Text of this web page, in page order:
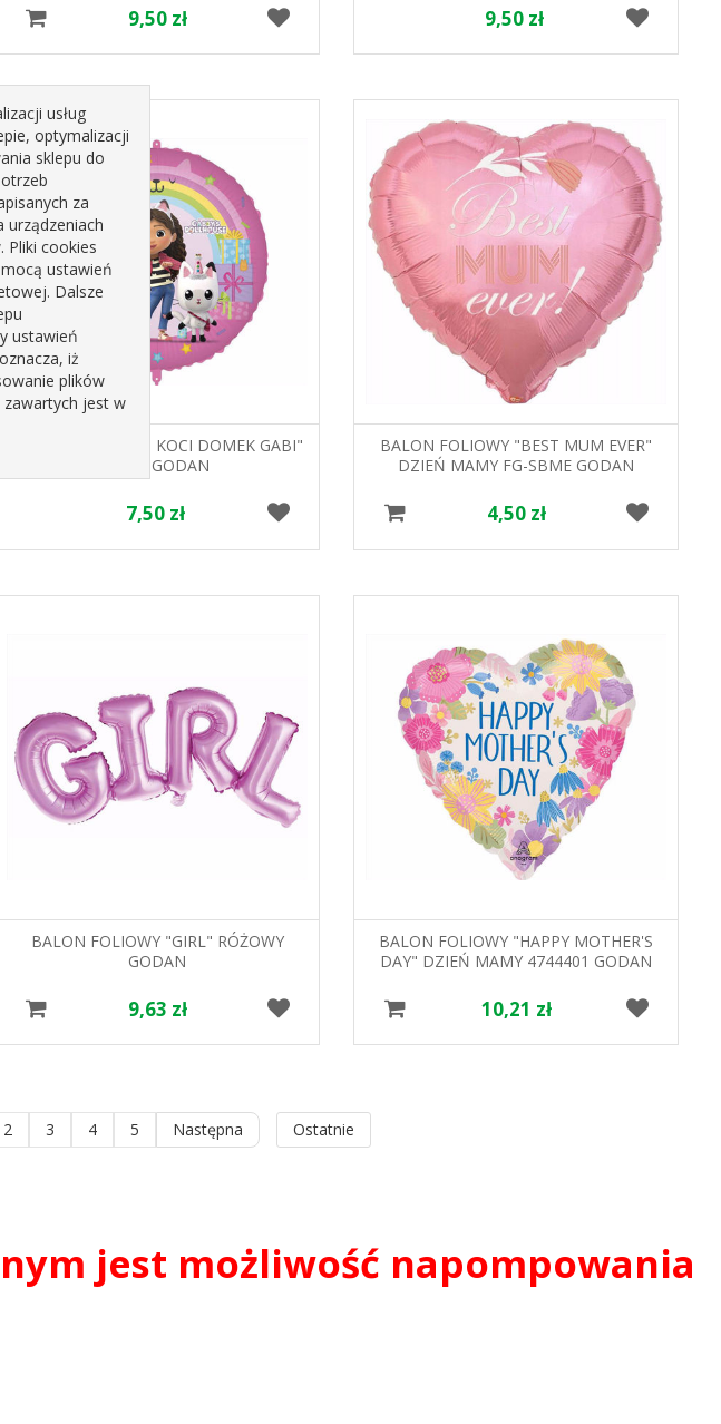
9,50 zł 9,50 zł
BALON FOLIOWY " KOCI DOMEK GABI"
45CM GODAN
7,50 zł
BALON FOLIOWY "BEST MUM EVER"
DZIEŃ MAMY FG-SBME GODAN
4,50 zł
BALON FOLIOWY "GIRL" RÓŻOWY
GODAN
9,63 zł
BALON FOLIOWY "HAPPY MOTHER'S
DAY" DZIEŃ MAMY 4744401 GODAN
10,21 zł
2 3 4 5 Następna Ostatnie
jest możliwość napompowania
usług
optymalizacji
sklepu do
za
urządzeniach
Pliki cookies
ustawień
Dalsze
ustawień
iż
plików
jest w